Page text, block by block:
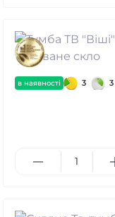
в наявності 3 3